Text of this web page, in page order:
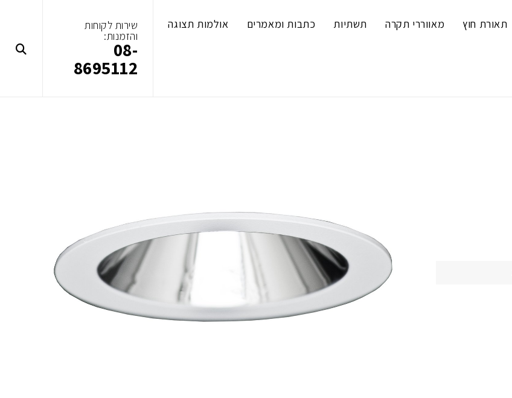
תאורת חוץ מאווררי תקרה תשתיות כתבות ומאמרים אולמות תצוגה שירות לקוחות
והזמנות:
08-
8695112